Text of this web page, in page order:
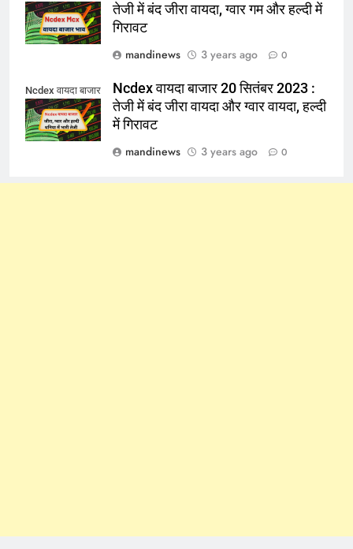
तेजी में बंद जीरा वायदा, ग्वार गम और हल्दी में
गिरावट
mandinews
3 years ago 0
Ncdex वायदा बाजार
Ncdex वायदा बाजार 20 सितंबर 2023 :
तेजी में बंद जीरा वायदा और ग्वार वायदा, हल्दी
में गिरावट
mandinews
3 years ago 0